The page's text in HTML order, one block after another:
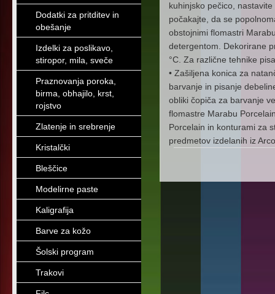
Dodatki za pritditev in
obešanje
Izdelki za poslikavo,
stiropor, mila, sveče
Praznovanja poroka,
birma, obhajilo, krst,
rojstvo
Zlatenje in srebrenje
Kristalčki
Bleščice
Modelirne paste
Kaligrafija
Barve za kožo
Šolski program
Trakovi
kuhinjsko pečico,
počakajte, da se
obstojnimi flomastri
detergentom. Dekorirane
°C. Za različne tehnike
• Zašiljena konica za
barvanje in pisanje
obliki čopiča za barvanje
flomastre Marabu
Porcelain in konturami za
predmetov izdelanih iz